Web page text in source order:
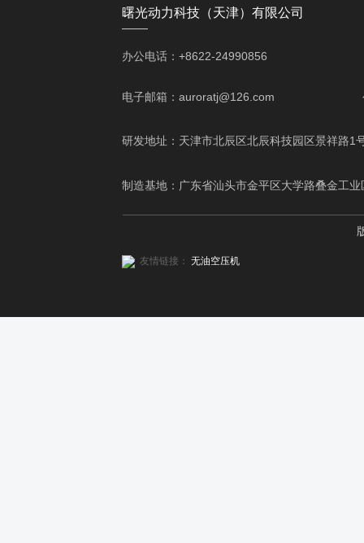
曙光动力科技（天津）有限公司
——
办公电话：+8622-24990856 移动
电子邮箱：auroratj@126.com 公
研发地址：天津市北辰区北辰科技园区景祥路1
制造基地：广东省汕头市金平区大学路叠金工业
友情链接： 无油空压机